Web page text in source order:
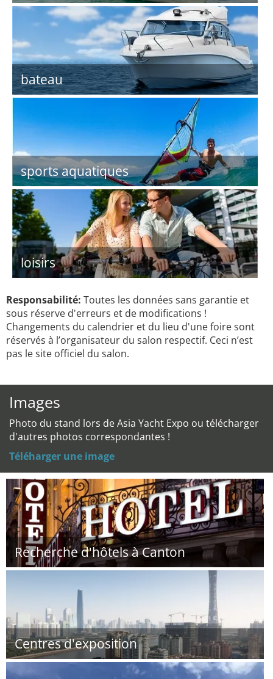
bateau
sports aquatiques
loisirs
Responsabilité: Toutes les données sans garantie et
sous réserve d'erreurs et de modifications !
Changements du calendrier et du lieu d'une foire sont
réservés à l’organisateur du salon respectif. Ceci n’est
pas le site officiel du salon.
Images
Photo du stand lors de Asia Yacht Expo ou télécharger
d'autres photos correspondantes !
Téléharger une image
Recherche d'hôtels à Canton
Centres d'exposition